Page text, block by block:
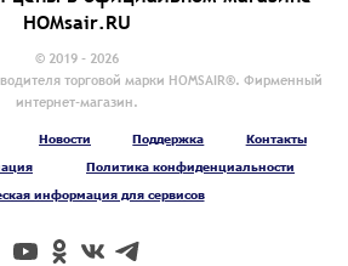
HOMsair.RU
© 2019 - 2026
торговой марки HOMSAIR®. Фирменный
интернет-магазин.
Новости Поддержка
Контакты
Политика конфиденциальности
информация для сервисов